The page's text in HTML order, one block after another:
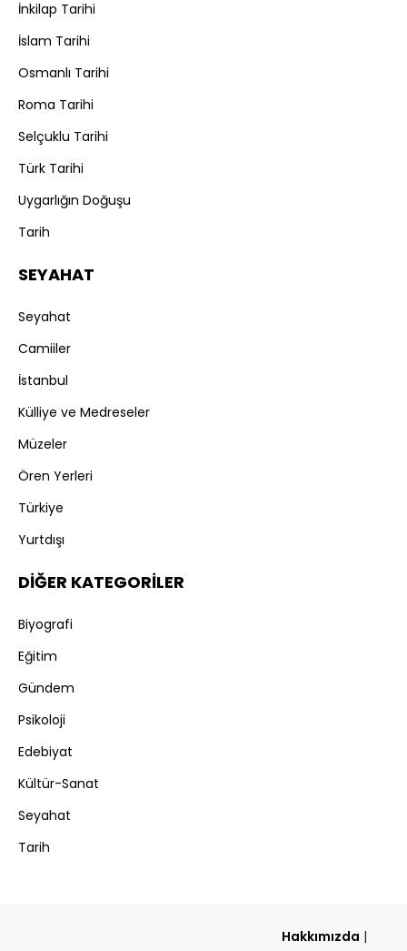
İnkilap Tarihi
İslam Tarihi
Osmanlı Tarihi
Roma Tarihi
Selçuklu Tarihi
Türk Tarihi
Uygarlığın Doğuşu
Tarih
SEYAHAT
Seyahat
Camiiler
İstanbul
Külliye ve Medreseler
Müzeler
Ören Yerleri
Türkiye
Yurtdışı
DİĞER KATEGORİLER
Biyografi
Eğitim
Gündem
Psikoloji
Edebiyat
Kültür-Sanat
Seyahat
Tarih
Hakkımızda |